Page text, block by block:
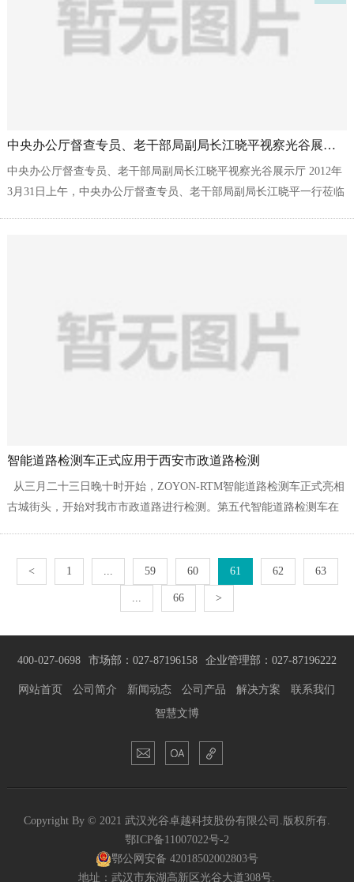
中央办公厅督查专员、老干部局副局长江晓平视察光谷展示厅
中央办公厅督查专员、老干部局副局长江晓平视察光谷展示厅 2012年
3月31日上午，中央办公厅督查专员、老干部局副局长江晓平一行莅临
智能道路检测车正式应用于西安市政道路检测
从三月二十三日晚十时开始，ZOYON-RTM智能道路检测车正式亮相
古城街头，开始对我市市政道路进行检测。第五代智能道路检测车在
<
1 ... 59 60 61 62 63
... 66 >
400-027-0698 市场部：027-87196158 企业管理部：027-87196222
网站首页 公司简介 新闻动态 公司产品 解决方案
联系我们
智慧文博
Copyright By © 2021 武汉光谷卓越科技股份有限公司.版权所有.
鄂ICP备11007022号-2
鄂公网安备 42018502002803号
地址：武汉市东湖高新区光谷大道308号.